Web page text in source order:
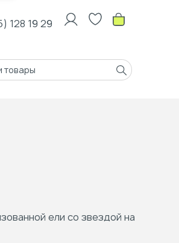
128 19 29
ели со звездой на